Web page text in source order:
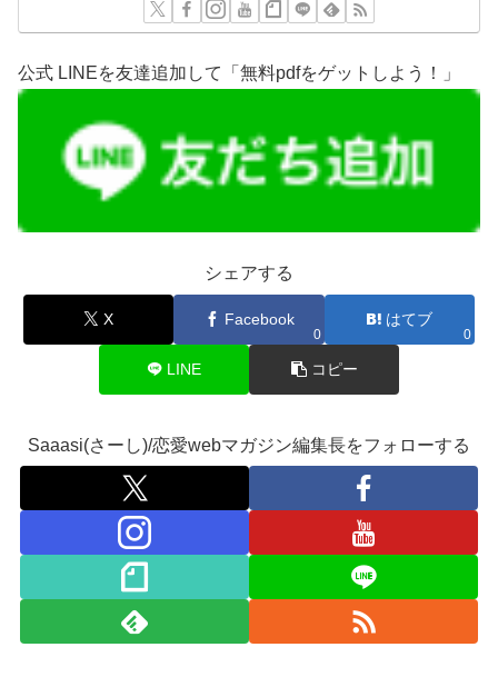
公式 LINEを友達追加して「無料pdfをゲットしよう！」
シェアする
X Facebook
0
はてブ
0
LINE コピー
Saaasi(さーし)/恋愛webマガジン編集長をフォローする